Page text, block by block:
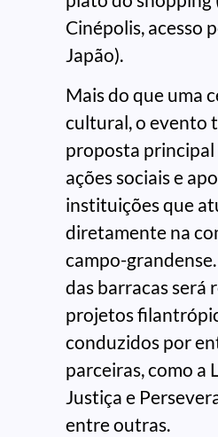
Cinépolis, acesso
Japão).
Mais do que uma
cultural, o evento
proposta
ações sociais e
instituições que
diretamente na
campo-
das barracas será
projetos
conduzidos por
parceiras, como a
Justiça e
entre outras.